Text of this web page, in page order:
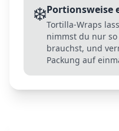
❄️Portionsweise
Tortilla-Wraps
nimmst du nur
brauchst, und
Packung auf